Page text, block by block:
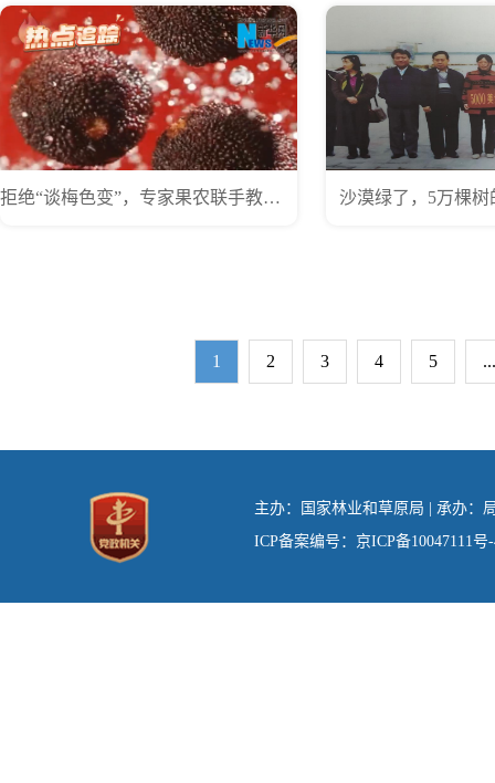
拒绝“谈梅色变”，专家果农联手教你挑鲜果 沙漠绿了，5万棵树
1 2 3 4 5 ...
主办：国家林业和草原局 | 承办：
ICP备案编号：京ICP备10047111号